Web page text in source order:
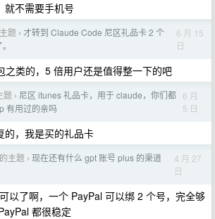
就不需要手机号
题 › 才转到 Claude Code 尼区礼品卡 2 个
6 月 15
日
之类的，5 倍用户还是值得整一下的吧
题 › 尼区 itunes 礼品卡，用于 claude，你们都
有用过的亲吗
6 月
5 日
的，我是买的礼品卡
主题 › 现在还有什么 gpt 账号 plus 的渠道
4 月 27
日
以了啊，一个 PayPal 可以绑 2 个号，完全够
都很稳定